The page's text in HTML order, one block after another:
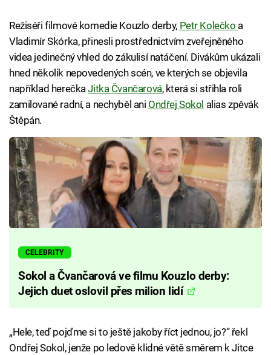
Režiséři filmové komedie Kouzlo derby, Petr Kolečko a
Vladimír Skórka, přinesli prostřednictvím zveřejněného
videa jedinečný vhled do zákulisí natáčení. Divákům ukázali
hned několik nepovedených scén, ve kterých se objevila
například herečkaJitka Čvančarová, která si střihla roli
zamilované radní, a nechyběl ani Ondřej Sokol alias zpěvák
Štěpán.
CELEBRITY
Sokol a Čvančarová ve filmu Kouzlo derby:
Jejich duet oslovil přes milion lidí
„Hele, teď pojďme si to ještě jakoby říct jednou, jo?“ řekl
Ondřej Sokol, jenže po ledově klidné větě směrem k Jitce